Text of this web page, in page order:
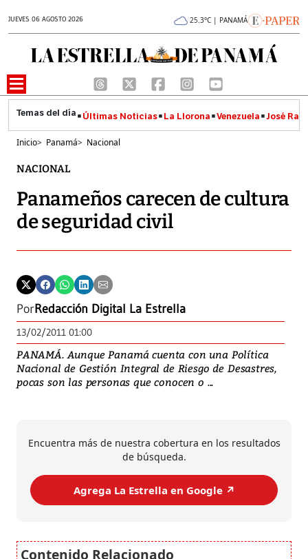
JUEVES 06 AGOSTO 2026 25.3°C | PANAMÁ
Últimas Noticias La Llorona Venezuela José
Inicio> Panamá> Nacional
NACIONAL
Panameños carecen de cultura
de seguridad civil
PorRedacción Digital La Estrella
13/02/2011 01:00
PANAMÁ. Aunque Panamá cuenta con una Política
Nacional de Gestión Integral de Riesgo de Desastres,
pocas son las personas que conocen o ...
Encuentra más de nuestra cobertura en los resultados
de búsqueda.
Agrega La Estrella en Google ↗️